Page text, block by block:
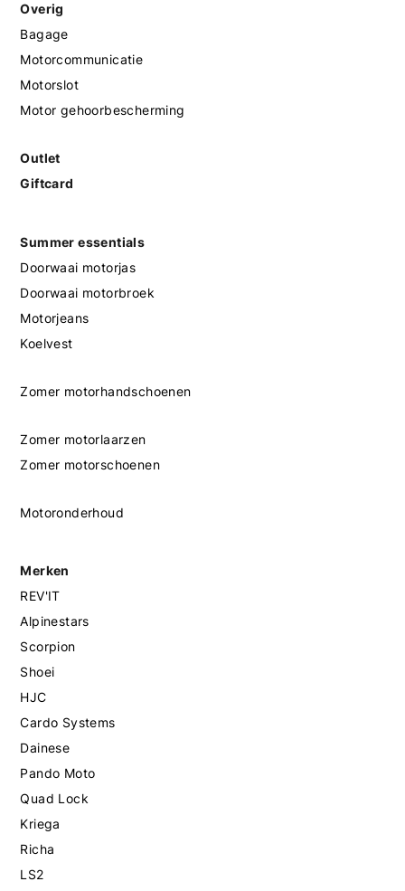
Overig
Bagage
Motorcommunicatie
Motorslot
Motor gehoorbescherming
Outlet
Giftcard
Summer essentials
Doorwaai motorjas
Doorwaai motorbroek
Motorjeans
Koelvest
Zomer motorhandschoenen
Zomer motorlaarzen
Zomer motorschoenen
Motoronderhoud
Merken
REV'IT
Alpinestars
Scorpion
Shoei
HJC
Cardo Systems
Dainese
Pando Moto
Quad Lock
Kriega
Richa
LS2